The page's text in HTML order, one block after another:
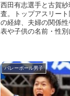
西田有志選手と古賀
査。トップアスリー
の経緯、夫婦の関係
表や子供の名前・性別
す。ファン必見の二
バレーボール男子